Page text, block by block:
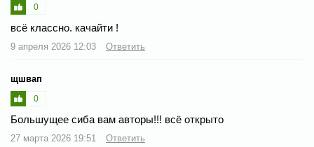
0
всё классно. качайти !
9 апреля 2026 12:03 Ответить
щшвап
0
Большущее сиба вам авторы!!! всё открыто
27 марта 2026 19:51 Ответить